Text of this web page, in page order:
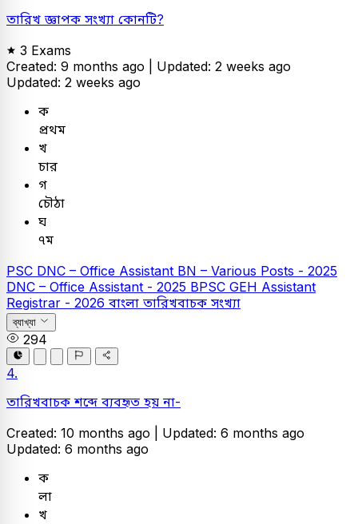
তারিখ জ্ঞাপক সংখ্যা কোনটি?
3 Exams
Created: 9 months ago | Updated: 2 weeks ago
Updated: 2 weeks ago
ক
প্রথম
খ
চার
গ
চৌঠা
ঘ
৭ম
PSC DNC – Office Assistant BN – Various Posts - 2025
DNC – Office Assistant - 2025 BPSC GEH Assistant
Registrar - 2026 বাংলা তারিখবাচক সংখ্যা
ব্যাখ্যা
294
4.
তারিখবাচক শব্দে ব্যবহৃত হয় না-
Created: 10 months ago | Updated: 6 months ago
Updated: 6 months ago
ক
লা
খ